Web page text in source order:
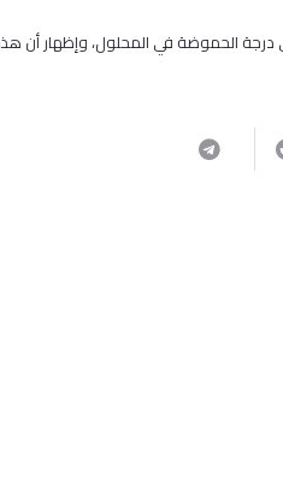
في درجة الحموضة في المحلول، وإظهار أن